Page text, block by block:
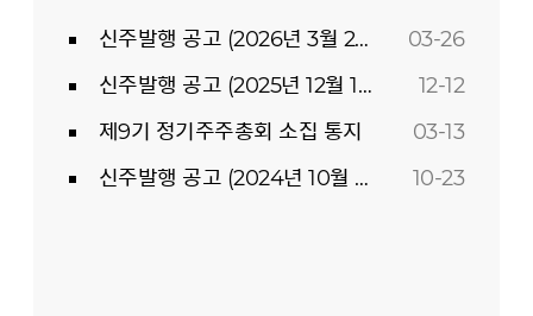
신주발행 공고 (2026년 3월 26일)
03-26
신주발행 공고 (2025년 12월 12일)
12-12
제9기 정기주주총회 소집 통지
03-13
신주발행 공고 (2024년 10월 23일)
10-23